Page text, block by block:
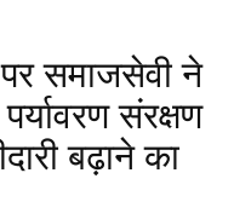
समाजसेवी ने
संरक्षण
बढ़ाने का